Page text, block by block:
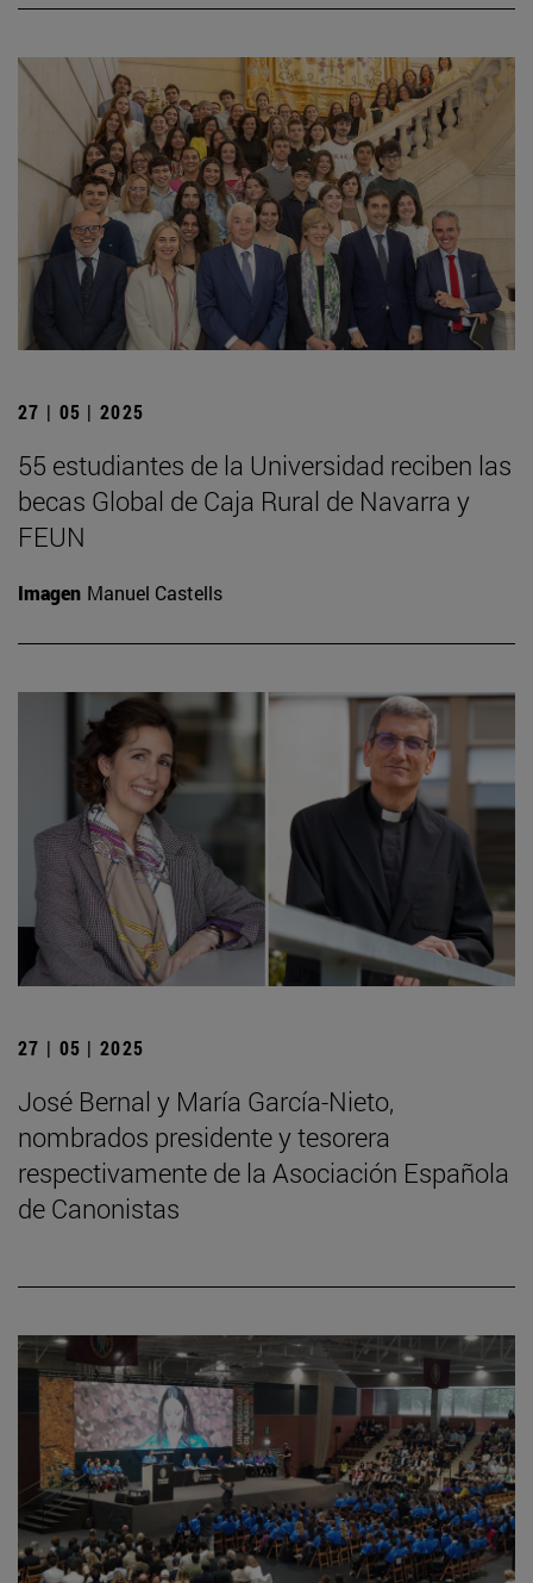
27 | 05 | 2025
55 estudiantes de la Universidad reciben las
becas Global de Caja Rural de Navarra y
FEUN
Imagen Manuel Castells
27 | 05 | 2025
José Bernal y María García-Nieto,
nombrados presidente y tesorera
respectivamente de la Asociación Española
de Canonistas